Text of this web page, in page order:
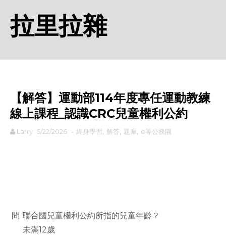
拉里拉雜
【解答】運動部114年度專任運動教練
線上課程_認識CRC兒童權利公約
Larry 5/22/2026 - 終身學習 解答 題庫 e等公務園
問 聯合國兒童權利公約所指的兒童年齡？
未滿12歲